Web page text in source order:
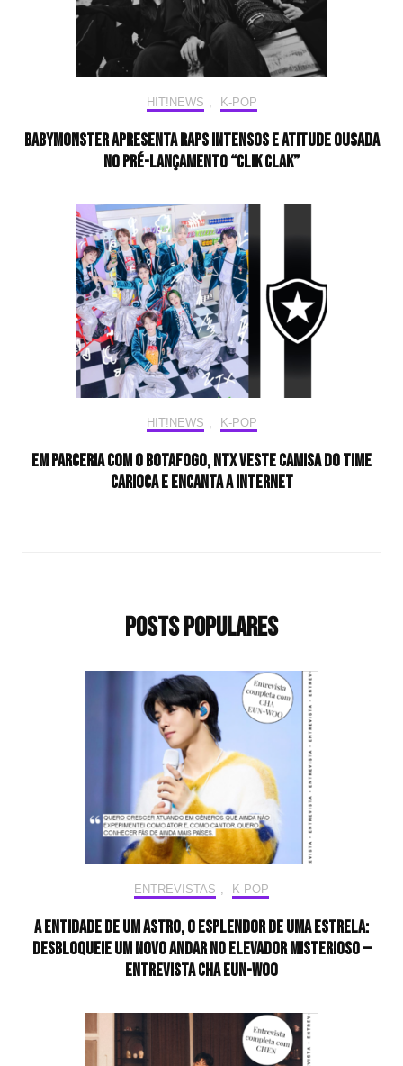
HIT!NEWS , K-POP
BABYMONSTER apresenta raps intensos e atitude ousada
no pré-lançamento “CLIK CLAK”
HIT!NEWS , K-POP
Em parceria com o Botafogo, NTX veste camisa do time
carioca e encanta a internet
Posts populares
ENTREVISTAS , K-POP
A entidade de um astro, o esplendor de uma estrela:
desbloqueie um novo andar no elevador misterioso —
Entrevista CHA EUN-WOO